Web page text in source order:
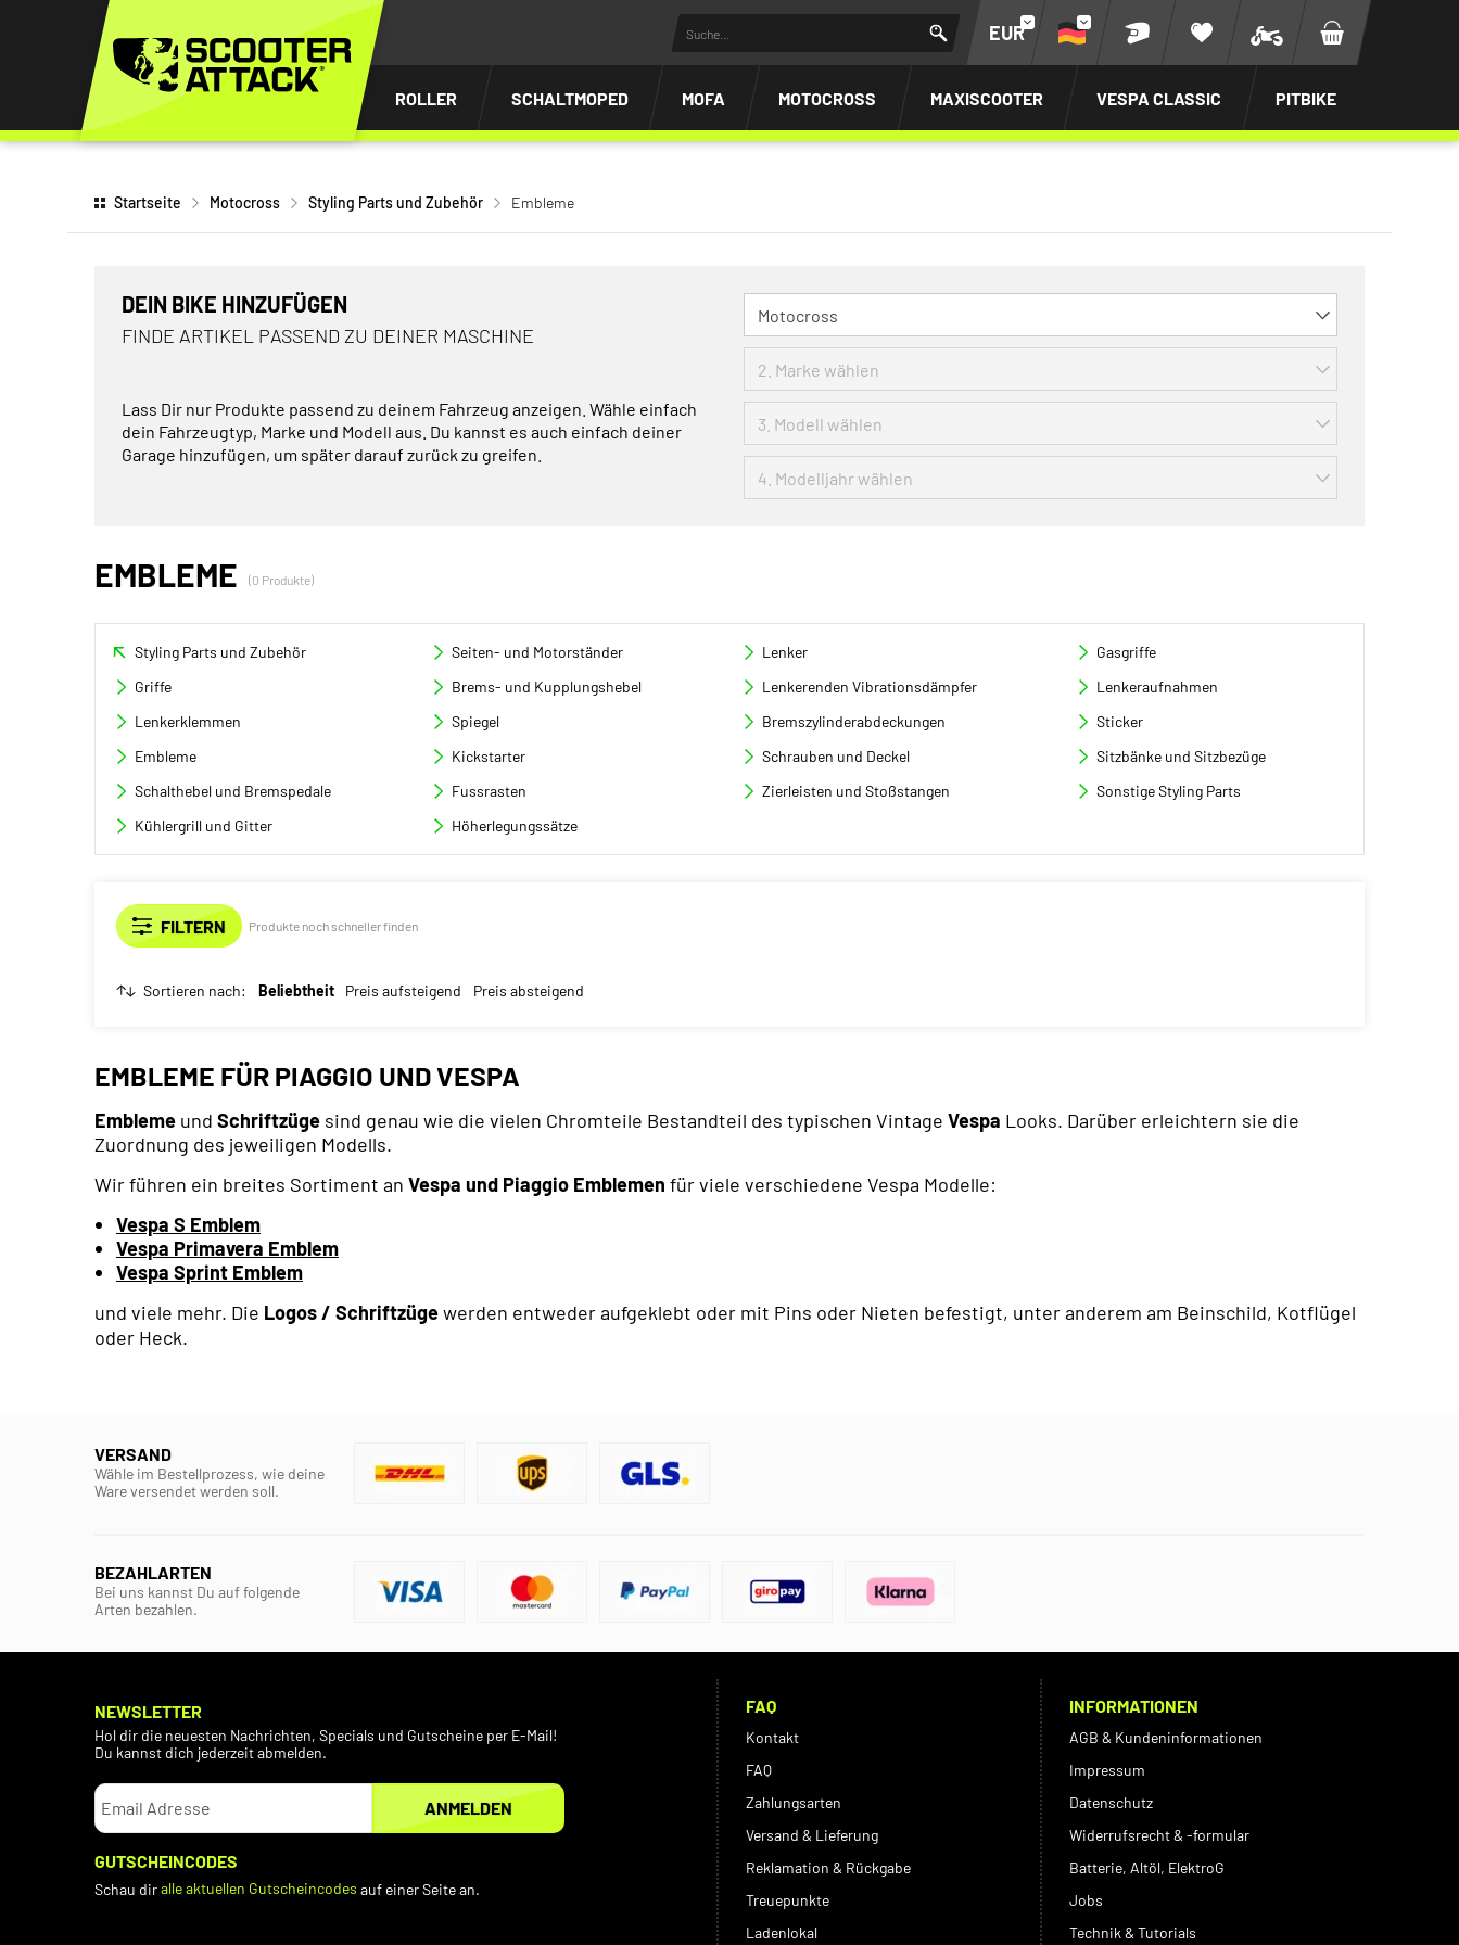
EUR
ROLLER SCHALTMOPED MOFA MOTOCROSS MAXISCOOTER VESPA CLASSIC PITBIKE
Startseite Motocross Styling Parts und Zubehör Embleme
DEIN BIKE HINZUFÜGEN
FINDE ARTIKEL PASSEND ZU DEINER MASCHINE
Lass Dir nur Produkte passend zu deinem Fahrzeug anzeigen. Wähle einfach
dein Fahrzeugtyp, Marke und Modell aus. Du kannst es auch einfach deiner
Garage hinzufügen, um später darauf zurück zu greifen.
EMBLEME (0 Produkte)
Styling Parts und Zubehör Seiten- und Motorständer Lenker
Gasgriffe
Griffe
Brems- und Kupplungshebel Lenkerenden Vibrationsdämpfer
Lenkeraufnahmen
Lenkerklemmen
Spiegel Bremszylinderabdeckungen
Sticker
Embleme
Kickstarter Schrauben und Deckel
Sitzbänke und Sitzbezüge
Schalthebel und Bremspedale
Fussrasten Zierleisten und Stoßstangen
Sonstige Styling Parts
Kühlergrill und Gitter
Höherlegungssätze
Produkte noch schneller finden
Sortieren nach: Beliebtheit Preis aufsteigend Preis absteigend
EMBLEME FÜR PIAGGIO UND VESPA
Embleme und Schriftzüge sind genau wie die vielen Chromteile Bestandteil des typischen Vintage Vespa Looks. Darüber erleichtern sie die
Zuordnung des jeweiligen Modells.
Wir führen ein breites Sortiment an Vespa und Piaggio Emblemen für viele verschiedene Vespa Modelle:
Vespa S Emblem
Vespa Primavera Emblem
Vespa Sprint Emblem
und viele mehr. Die Logos / Schriftzügewerden entweder aufgeklebt oder mit Pins oder Nieten befestigt, unter anderem am Beinschild, Kotflügel
oder Heck.
VERSAND
Wähle im Bestellprozess, wie deine
Ware versendet werden soll.
BEZAHLARTEN
Bei uns kannst Du auf folgende
Arten bezahlen.
NEWSLETTER
Hol dir die neuesten Nachrichten, Specials und Gutscheine per E-Mail!
Du kannst dich jederzeit abmelden.
ANMELDEN
GUTSCHEINCODES
Schau diralle aktuellen Gutscheincodes auf einer Seite an.
FAQ
Kontakt
FAQ
Zahlungsarten
Versand & Lieferung
Reklamation & Rückgabe
Treuepunkte
Ladenlokal
INFORMATIONEN
AGB & Kundeninformationen
Impressum
Datenschutz
Widerrufsrecht & -formular
Batterie, Altöl, ElektroG
Jobs
Technik & Tutorials